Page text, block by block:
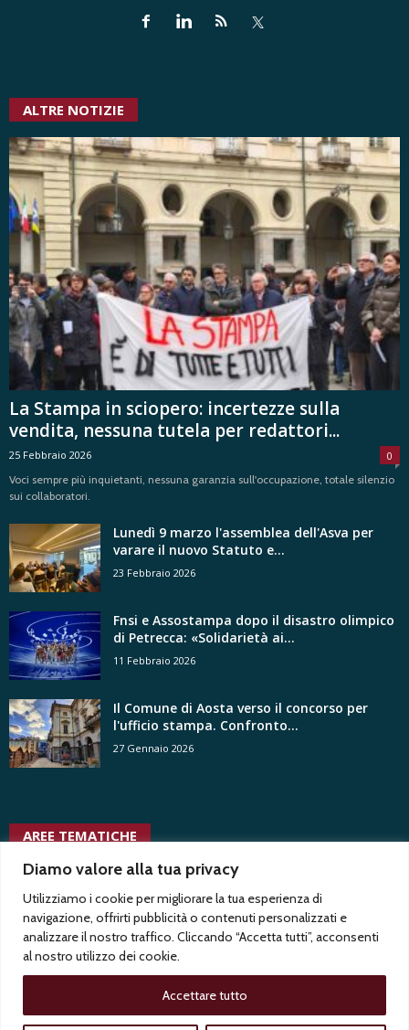
Diamo valore alla tua privacy
Utilizziamo i cookie per migliorare la tua esperienza di
navigazione, offrirti pubblicità o contenuti personalizzati e
analizzare il nostro traffico. Cliccando “Accetta tutti”, acconsenti
al nostro utilizzo dei cookie.
Accettare tutto
ALTRE NOTIZIE
La Stampa in sciopero: incertezze sulla
vendita, nessuna tutela per redattori...
25 Febbraio 2026
0
Voci sempre più inquietanti, nessuna garanzia sull'occupazione, totale silenzio
sui collaboratori.
Lunedì 9 marzo l'assemblea dell'Asva per
varare il nuovo Statuto e...
23 Febbraio 2026
Fnsi e Assostampa dopo il disastro olimpico
di Petrecca: «Solidarietà ai...
11 Febbraio 2026
Il Comune di Aosta verso il concorso per
l'ufficio stampa. Confronto...
27 Gennaio 2026
AREE TEMATICHE
trasparenza vacanza contrattuale twitter vittorio di trapani
usigraiuffici stampa pubblici uspi uffici
stampa vita associativa